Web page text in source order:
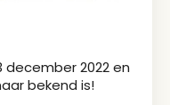
december 2022 en
bekend is!